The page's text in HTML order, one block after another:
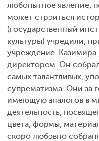
любопытное явление,
может строиться
(государственный
культуры) учредили,
учреждение. Казимира
директором. Он
самых талантливых,
супрематизма. Они за
имеющую аналогов в
деятельность,
цвета, формы,
скоро любовно